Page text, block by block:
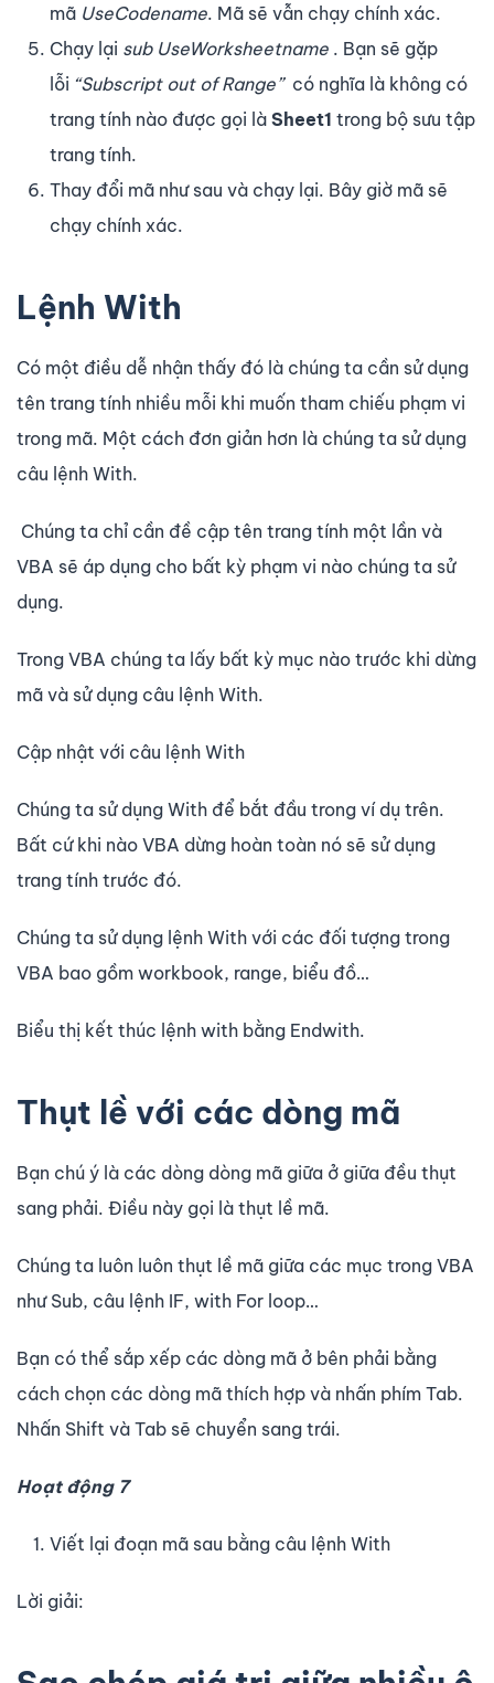
mã UseCodename. Mã sẽ vẫn chạy chính xác.
Chạy lại sub UseWorksheetname . Bạn sẽ gặp
lỗi “Subscript out of Range”có nghĩa là không có
trang tính nào được gọi là Sheet1 trong bộ sưu tập
trang tính.
Thay đổi mã như sau và chạy lại. Bây giờ mã sẽ
chạy chính xác.
Lệnh With
Có một điều dễ nhận thấy đó là chúng ta cần sử dụng
tên trang tính nhiều mỗi khi muốn tham chiếu phạm vi
trong mã. Một cách đơn giản hơn là chúng ta sử dụng
câu lệnh With.
Chúng ta chỉ cần đề cập tên trang tính một lần và
VBA sẽ áp dụng cho bất kỳ phạm vi nào chúng ta sử
dụng.
Trong VBA chúng ta lấy bất kỳ mục nào trước khi dừng
mã và sử dụng câu lệnh With.
Cập nhật với câu lệnh With
Chúng ta sử dụng With để bắt đầu trong ví dụ trên.
Bất cứ khi nào VBA dừng hoàn toàn nó sẽ sử dụng
trang tính trước đó.
Chúng ta sử dụng lệnh With với các đối tượng trong
VBA bao gồm workbook, range, biểu đồ…
Biểu thị kết thúc lệnh with bằng Endwith.
Thụt lề với các dòng mã
Bạn chú ý là các dòng dòng mã giữa ở giữa đều thụt
sang phải. Điều này gọi là thụt lề mã.
Chúng ta luôn luôn thụt lề mã giữa các mục trong VBA
như Sub, câu lệnh IF, with For loop…
Bạn có thể sắp xếp các dòng mã ở bên phải bằng
cách chọn các dòng mã thích hợp và nhấn phím Tab.
Nhấn Shift và Tab sẽ chuyển sang trái.
Hoạt động 7
Viết lại đoạn mã sau bằng câu lệnh With
Lời giải: